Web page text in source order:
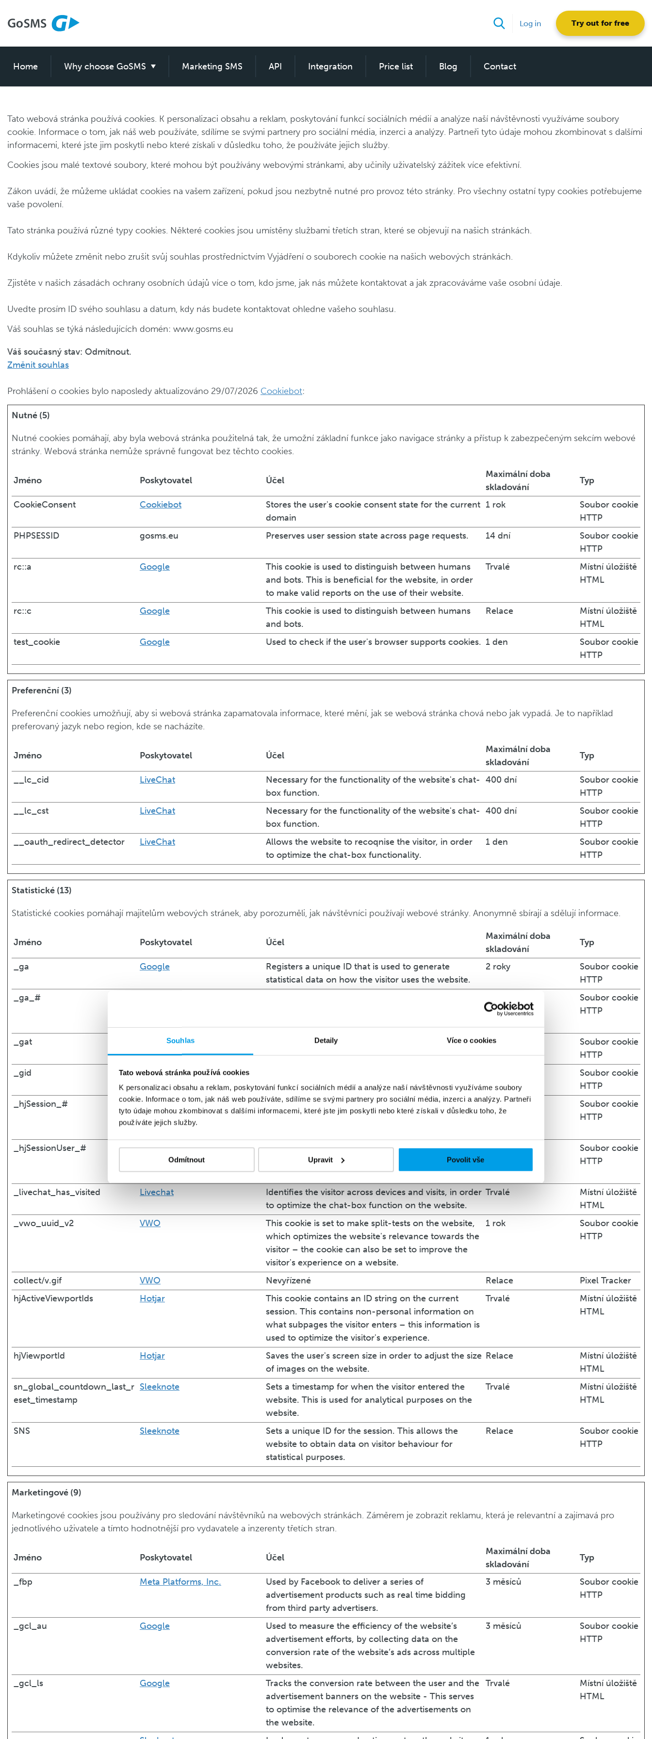
Souhlas Detaily Více o cookies
Tato webová stránka používá cookies
K personalizaci obsahu a reklam, poskytování funkcí sociálních médií a analýze naší návštěvnosti využíváme soubory
cookie. Informace o tom, jak náš web používáte, sdílíme se svými partnery pro sociální média, inzerci a analýzy. Partneři
tyto údaje mohou zkombinovat s dalšími informacemi, které jste jim poskytli nebo které získali v důsledku toho, že
používáte jejich služby.
Odmítnout Upravit Povolit vše
Log in Try out for free
Home Why choose GoSMS
GoSMS features GoSMS purpose myGoSMS custom for everyone
Marketing SMS API Integration Price list Blog Contact
Tato webová stránka používá cookies. K personalizaci obsahu a reklam, poskytování funkcí sociálních médií a analýze naší návštěvnosti využíváme soubory
cookie. Informace o tom, jak náš web používáte, sdílíme se svými partnery pro sociální média, inzerci a analýzy. Partneři tyto údaje mohou zkombinovat s dalšími
informacemi, které jste jim poskytli nebo které získali v důsledku toho, že používáte jejich služby.
Cookies jsou malé textové soubory, které mohou být používány webovými stránkami, aby učinily uživatelský zážitek více efektivní.
Zákon uvádí, že můžeme ukládat cookies na vašem zařízení, pokud jsou nezbytně nutné pro provoz této stránky. Pro všechny ostatní typy cookies potřebujeme
vaše povolení.
Tato stránka používá různé typy cookies. Některé cookies jsou umístěny službami třetích stran, které se objevují na našich stránkách.
Kdykoliv můžete změnit nebo zrušit svůj souhlas prostřednictvím Vyjádření o souborech cookie na našich webových stránkách.
Zjistěte v našich zásadách ochrany osobních údajů více o tom, kdo jsme, jak nás můžete kontaktovat a jak zpracováváme vaše osobní údaje.
Uvedte prosím ID svého souhlasu a datum, kdy nás budete kontaktovat ohledne vašeho souhlasu.
Váš souhlas se týká následujících domén: www.gosms.eu
Váš současný stav: Odmítnout.
Změnit souhlas
Prohlášení o cookies bylo naposledy aktualizováno 29/07/2026 Cookiebot:
Nutné (5)
Nutné cookies pomáhají, aby byla webová stránka použitelná tak, že umožní základní funkce jako navigace stránky a přístup k zabezpečeným sekcím webové
stránky. Webová stránka nemůže správně fungovat bez těchto cookies.
Jméno Poskytovatel Účel
Maximální doba
skladování
Typ
CookieConsent Cookiebot
Stores the user's cookie consent state for the current
domain
1 rok
Soubor cookie
HTTP
PHPSESSID
gosms.eu Preserves user session state across page requests. 14 dní
Soubor cookie
HTTP
rc::a
Google
This cookie is used to distinguish between humans
and bots. This is beneficial for the website, in order
to make valid reports on the use of their website.
Trvalé
Místní úložiště
HTML
rc::c Google
This cookie is used to distinguish between humans
and bots.
Relace
Místní úložiště
HTML
test_cookie
Google Used to check if the user's browser supports cookies. 1 den
Soubor cookie
HTTP
Preferenční (3)
Preferenční cookies umožňují, aby si webová stránka zapamatovala informace, které mění, jak se webová stránka chová nebo jak vypadá. Je to například
preferovaný jazyk nebo region, kde se nacházíte.
Jméno Poskytovatel Účel
Maximální doba
skladování
Typ
__lc_cid LiveChat
Necessary for the functionality of the website's chat-
box function.
400 dní
Soubor cookie
HTTP
__lc_cst
LiveChat
Necessary for the functionality of the website's chat-
box function.
400 dní
Soubor cookie
HTTP
__oauth_redirect_detector
LiveChat
Allows the website to recoqnise the visitor, in order
to optimize the chat-box functionality.
1 den
Soubor cookie
HTTP
Statistické (13)
Statistické cookies pomáhají majitelům webových stránek, aby porozuměli, jak návštěvníci používají webové stránky. Anonymně sbírají a sdělují informace.
Jméno Poskytovatel Účel
Maximální doba
skladování
Typ
_ga Google
Registers a unique ID that is used to generate
statistical data on how the visitor uses the website.
2 roky
Soubor cookie
HTTP
_ga_#
Soubor cookie
HTTP
_gat Google Used by Google Analytics to throttle request rate 1 den
Soubor cookie
HTTP
_gid
Google
statistical data on how the visitor uses the website.
Soubor cookie
HTTP
_hjSession_#
Hotjar
Collects statistics on the visitor's visits to the website,
such as the number of visits, average time spent on
1 den
Soubor cookie
HTTP
_hjSessionUser_# Hotjar
Collects statistics on the visitor's visits to the website,
such as the number of visits, average time spent on
the website and what pages have been read.
1 rok
Soubor cookie
HTTP
_livechat_has_visited Livechat
Identifies the visitor across devices and visits, in order
to optimize the chat-box function on the website.
Trvalé
Místní úložiště
HTML
_vwo_uuid_v2
VWO
This cookie is set to make split-tests on the website,
which optimizes the website's relevance towards the
visitor – the cookie can also be set to improve the
visitor's experience on a website.
1 rok
Soubor cookie
HTTP
collect/v.gif VWO Nevyřízené Relace
Pixel Tracker
hjActiveViewportIds
Hotjar
This cookie contains an ID string on the current
session. This contains non-personal information on
what subpages the visitor enters – this information is
used to optimize the visitor's experience.
Trvalé
Místní úložiště
HTML
hjViewportId Hotjar
Saves the user's screen size in order to adjust the size
of images on the website.
Relace
Místní úložiště
HTML
sn_global_countdown_last_r
eset_timestamp
Sleeknote
Sets a timestamp for when the visitor entered the
website. This is used for analytical purposes on the
website.
Trvalé
Místní úložiště
HTML
SNS Sleeknote
Sets a unique ID for the session. This allows the
website to obtain data on visitor behaviour for
statistical purposes.
Relace
Soubor cookie
HTTP
Marketingové (9)
Marketingové cookies jsou používány pro sledování návštěvníků na webových stránkách. Záměrem je zobrazit reklamu, která je relevantní a zajímavá pro
jednotlivého uživatele a tímto hodnotnější pro vydavatele a inzerenty třetích stran.
Jméno Poskytovatel Účel
Maximální doba
skladování
Typ
_fbp Meta Platforms, Inc.
Used by Facebook to deliver a series of
advertisement products such as real time bidding
from third party advertisers.
3 měsíců
Soubor cookie
HTTP
_gcl_au Google
Used to measure the efficiency of the website’s
advertisement efforts, by collecting data on the
conversion rate of the website’s ads across multiple
websites.
3 měsíců
Soubor cookie
HTTP
_gcl_ls Google
Tracks the conversion rate between the user and the
advertisement banners on the website - This serves
to optimise the relevance of the advertisements on
the website.
Trvalé
Místní úložiště
HTML